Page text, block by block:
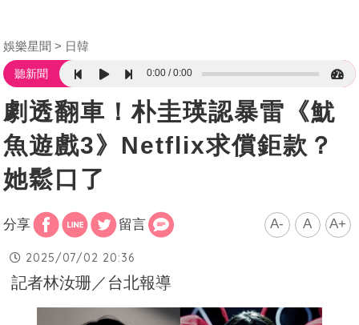
娛樂星聞 日韓
聽新聞 0:00 0:00
劇透翻車！朴圭瑛認暴雷《魷
魚遊戲3》Netflix求償鉅款？
她鬆口了
分享 留言 A- A A+
2025/07/02 20:36
記者林汝珊／台北報導